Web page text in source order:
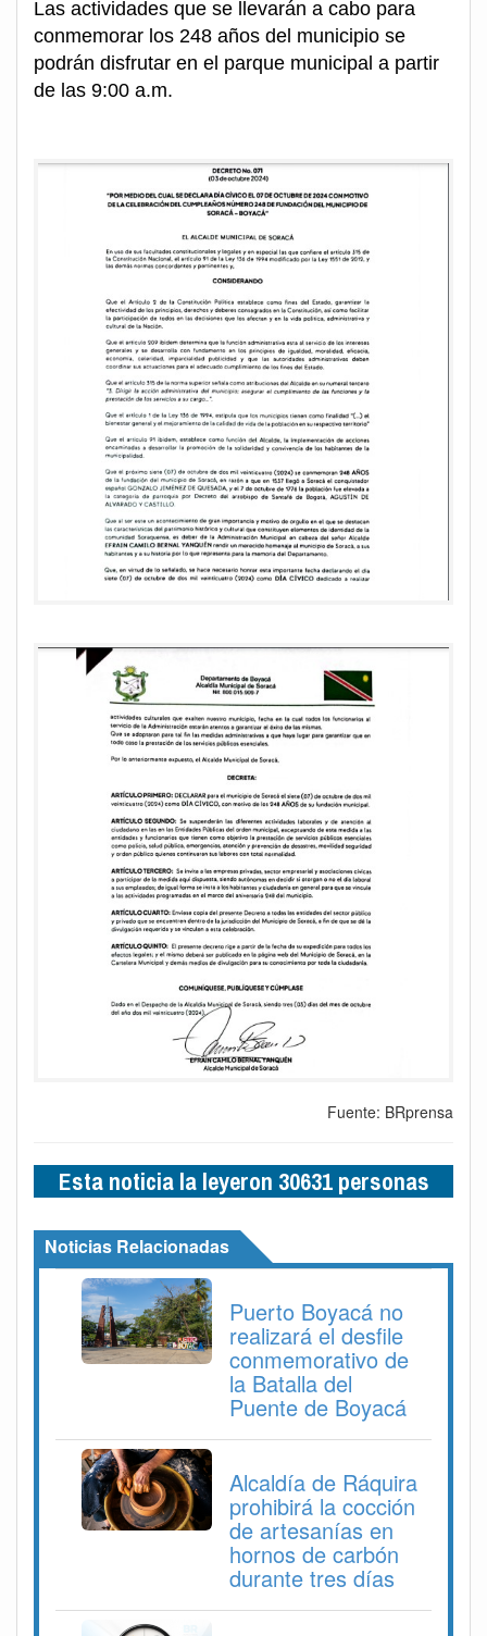
Las actividades que se llevarán a cabo para
conmemorar los 248 años del municipio se
podrán disfrutar en el parque municipal a partir
de las 9:00 a.m.
Fuente: BRprensa
Esta noticia la leyeron 30631 personas
Noticias Relacionadas
Puerto Boyacá no
realizará el desfile
conmemorativo de
la Batalla del
Puente de Boyacá
Alcaldía de Ráquira
prohibirá la cocción
de artesanías en
hornos de carbón
durante tres días